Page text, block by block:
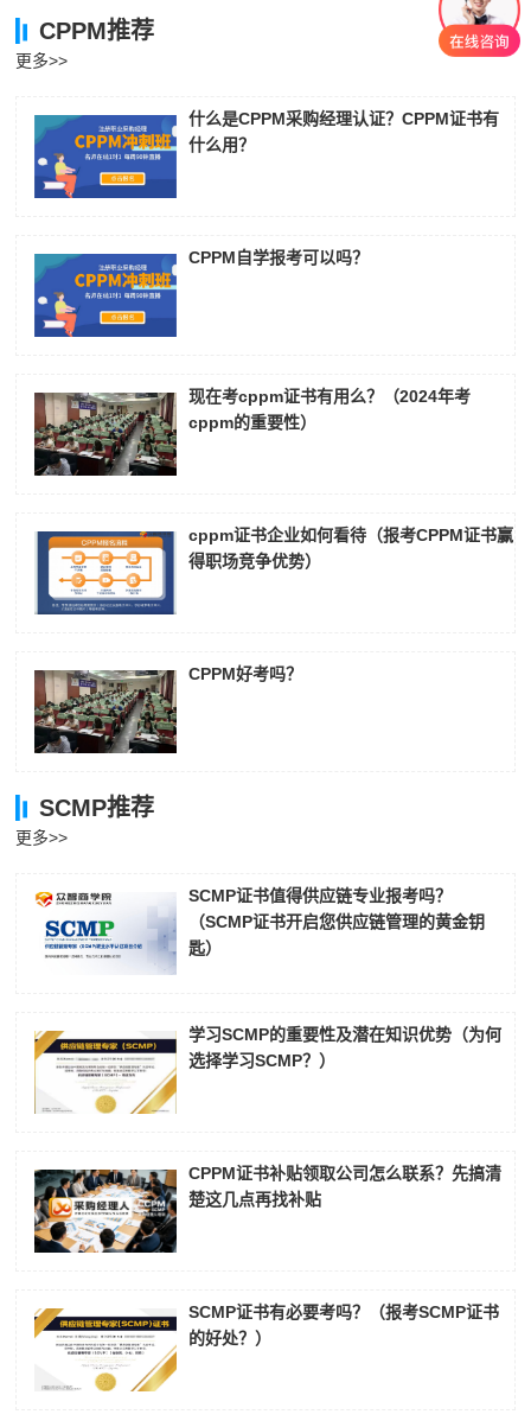
CPPM推荐
更多>>
什么是CPPM采购经理认证？CPPM证书有
什么用？
CPPM自学报考可以吗？
现在考cppm证书有用么？（2024年考
cppm的重要性）
cppm证书企业如何看待（报考CPPM证书赢
得职场竞争优势）
CPPM好考吗？
SCMP推荐
更多>>
SCMP证书值得供应链专业报考吗？
（SCMP证书开启您供应链管理的黄金钥
匙）
学习SCMP的重要性及潜在知识优势（为何
选择学习SCMP？）
CPPM证书补贴领取公司怎么联系？先搞清
楚这几点再找补贴
SCMP证书有必要考吗？（报考SCMP证书
的好处？）